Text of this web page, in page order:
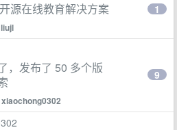
源在线教育解决方案
liujl
1
，发布了 50 多个版
xiaochong0302
9